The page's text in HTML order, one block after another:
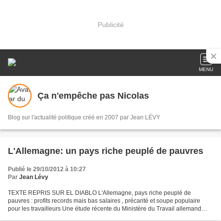
Publicité
MENU
Ça n'empêche pas Nicolas
Blog sur l'actualité politique créé en 2007 par Jean LÉVY
L'Allemagne: un pays riche peuplé de pauvres
Publié le 29/10/2012 à 10:27
Par Jean Lévy
TEXTE REPRIS SUR EL DIABLO L'Allemagne, pays riche peuplé de
pauvres : profits records mais bas salaires , précarité et soupe populaire
pour les travailleurs Une étude récente du Ministère du Travail allemand